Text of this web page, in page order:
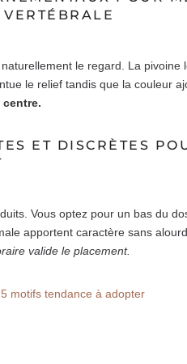
le regard. La pivoine
le relief tandis que la couleur
ET DISCRÈTES
Vous optez pour un bas du
apportent caractère sans
valide le placement.
motifs tendance à adopter